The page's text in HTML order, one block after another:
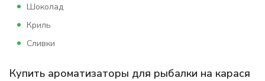
Шоколад
Криль
Сливки
Купить ароматизаторы для рыбалки на карася